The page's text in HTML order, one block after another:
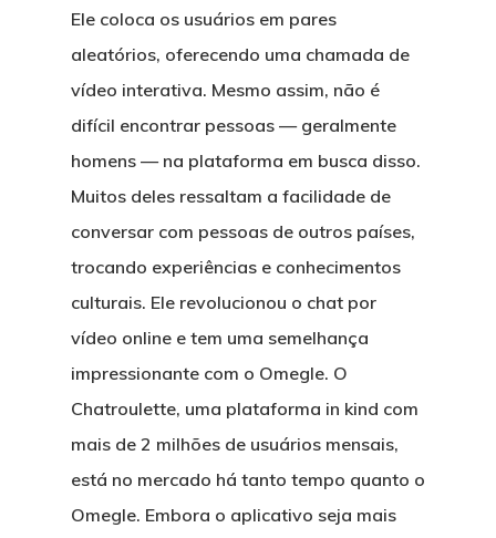
Ele coloca os usuários em pares
aleatórios, oferecendo uma chamada de
vídeo interativa. Mesmo assim, não é
difícil encontrar pessoas — geralmente
homens — na plataforma em busca disso.
Muitos deles ressaltam a facilidade de
conversar com pessoas de outros países,
trocando experiências e conhecimentos
culturais. Ele revolucionou o chat por
vídeo online e tem uma semelhança
impressionante com o Omegle. O
Chatroulette, uma plataforma in kind com
mais de 2 milhões de usuários mensais,
está no mercado há tanto tempo quanto o
Omegle. Embora o aplicativo seja mais